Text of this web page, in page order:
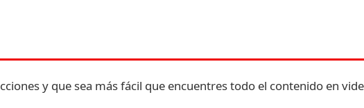
y que sea más fácil que encuentres todo el contenido en